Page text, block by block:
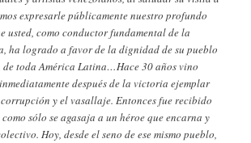
expresarle públicamente nuestro profundo
usted, como conductor fundamental de la
ha logrado a favor de la dignidad de su pueblo
de toda América Latina…Hace 30 años vino
después de la victoria ejemplar
y el vasallaje. Entonces fue recibido
sólo se agasaja a un héroe que encarna y
Hoy, desde el seno de ese mismo pueblo,